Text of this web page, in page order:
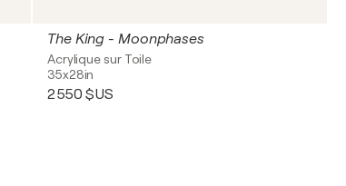
The King - Moonphases
Acrylique sur Toile
35x28in
2 550 $US